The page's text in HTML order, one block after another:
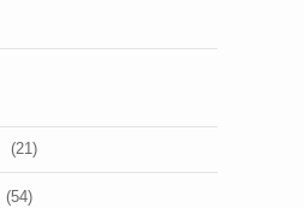
(21)
(54)